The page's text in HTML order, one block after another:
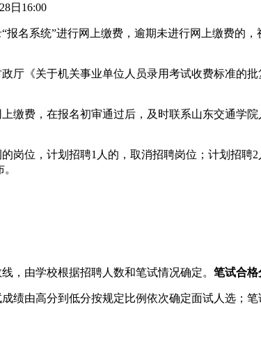
28日16:00
名系统”进行网上缴费，逾期未进行网上缴费的
厅《关于机关事业单位人员录用考试收费标准的
缴费，在报名初审通过后，及时联系山东交通学院
岗位，计划招聘1人的，取消招聘岗位；计划招聘2
。
，由学校根据招聘人数和笔试情况确定。 笔试合格
绩由高分到低分按规定比例依次确定面试人选；